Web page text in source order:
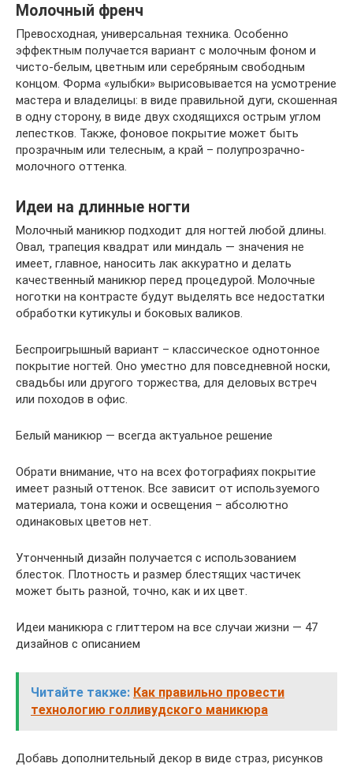
Молочный френч
Превосходная, универсальная техника. Особенно
эффектным получается вариант с молочным фоном и
чисто-белым, цветным или серебряным свободным
концом. Форма «улыбки» вырисовывается на усмотрение
мастера и владелицы: в виде правильной дуги, скошенная
в одну сторону, в виде двух сходящихся острым углом
лепестков. Также, фоновое покрытие может быть
прозрачным или телесным, а край – полупрозрачно-
молочного оттенка.
Идеи на длинные ногти
Молочный маникюр подходит для ногтей любой длины.
Овал, трапеция квадрат или миндаль — значения не
имеет, главное, наносить лак аккуратно и делать
качественный маникюр перед процедурой. Молочные
ноготки на контрасте будут выделять все недостатки
обработки кутикулы и боковых валиков.
Беспроигрышный вариант – классическое однотонное
покрытие ногтей. Оно уместно для повседневной носки,
свадьбы или другого торжества, для деловых встреч
или походов в офис.
Белый маникюр — всегда актуальное решение
Обрати внимание, что на всех фотографиях покрытие
имеет разный оттенок. Все зависит от используемого
материала, тона кожи и освещения – абсолютно
одинаковых цветов нет.
Утонченный дизайн получается с использованием
блесток. Плотность и размер блестящих частичек
может быть разной, точно, как и их цвет.
Идеи маникюра с глиттером на все случаи жизни — 47
дизайнов с описанием
Читайте также: Как правильно провести
технологию голливудского маникюра
Добавь дополнительный декор в виде страз, рисунков